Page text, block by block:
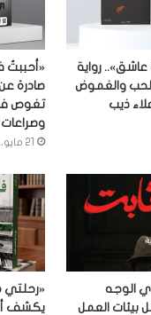
رواية
والغموض
ذيب
«أحببتُ
صادرة
تغوص
وصراعات
21 مايو، 2026
الوجه
بيئات العمل
«رحلتي
يكشف